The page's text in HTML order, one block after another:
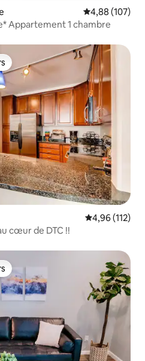
Note
4,88 (107)
Appartement 1 chambre
les plus aimés
Note
4,96 (112)
cœur de DTC !!
les plus aimés